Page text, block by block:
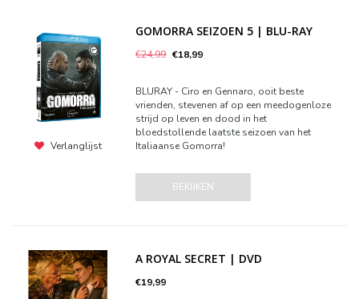
Verlanglijst
GOMORRA SEIZOEN 5 | BLU-RAY
€24,99 €18,99
BLURAY - Ciro en Gennaro, ooit beste
vrienden, stevenen af op een meedogenloze
strijd op leven en dood in het
bloedstollende laatste seizoen van het
Italiaanse Gomorra!
BEKIJKEN
A ROYAL SECRET | DVD
€19,99